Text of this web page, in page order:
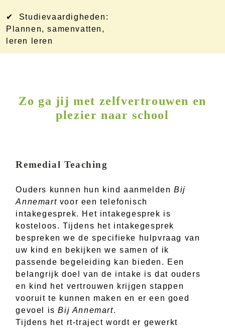
✔ Studievaardigheden:
Plannen, samenvatten,
leren leren
Zo ga jij met zelfvertrouwen en
plezier naar school
Remedial Teaching
Ouders kunnen hun kind aanmeldenBij
Annemart voor een telefonisch
intakegesprek. Het intakegesprek is
kosteloos. Tijdens het intakegesprek
bespreken we de specifieke hulpvraag van
uw kind en bekijken we samen of ik
passende begeleiding kan bieden. Een
belangrijk doel van de intake is dat ouders
en kind het vertrouwen krijgen stappen
vooruit te kunnen maken en er een goed
gevoel isBij Annemart.
Tijdens het rt-traject wordt er gewerkt